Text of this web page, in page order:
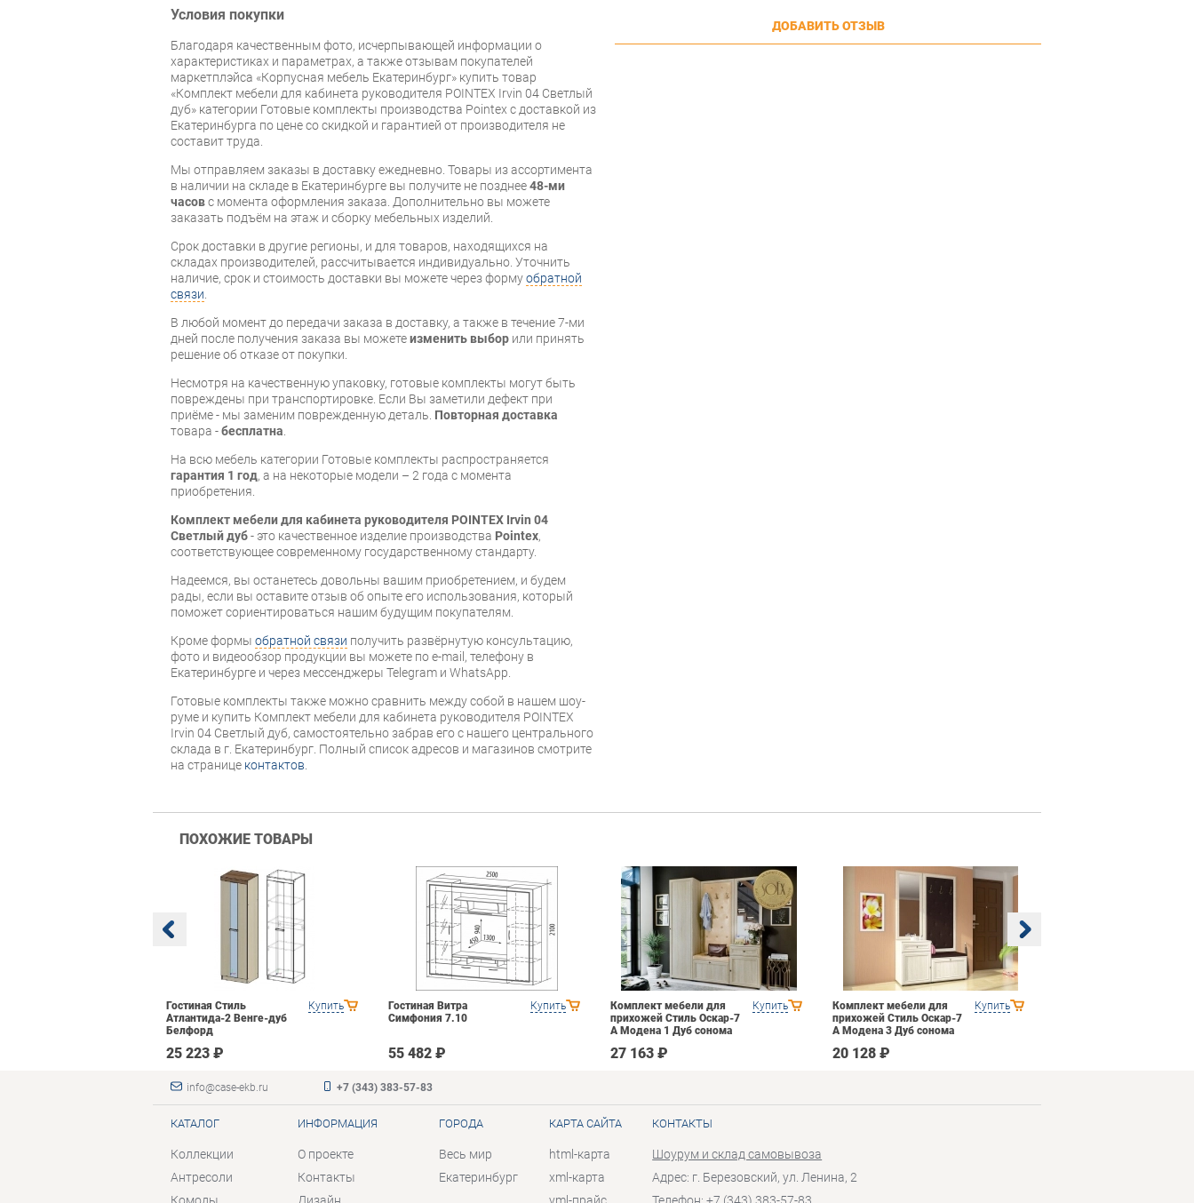
Условия покупки
Благодаря качественным фото, исчерпывающей информации о
характеристиках и параметрах, а также отзывам покупателей
маркетплэйса «Корпусная мебель Екатеринбург» купить товар
«Комплект мебели для кабинета руководителя POINTEX Irvin 04 Светлый
дуб» категории Готовые комплекты производства Pointex с доставкой из
Екатеринбурга по цене со скидкой и гарантией от производителя не
составит труда.
Мы отправляем заказы в доставку ежедневно. Товары из ассортимента
в наличии на складе в Екатеринбурге вы получите не позднее48-ми
часовс момента оформления заказа. Дополнительно вы можете
заказать подъём на этаж и сборку мебельных изделий.
Срок доставки в другие регионы, и для товаров, находящихся на
складах производителей, рассчитывается индивидуально. Уточнить
наличие, срок и стоимость доставки вы можете через формуобратной
связи.
В любой момент до передачи заказа в доставку, а также в течение 7-ми
дней после получения заказа вы можетеизменить выбор или принять
решение об отказе от покупки.
Несмотря на качественную упаковку, готовые комплекты могут быть
повреждены при транспортировке. Если Вы заметили дефект при
приёме - мы заменим поврежденную деталь. Повторная доставка
товара -бесплатна.
На всю мебель категории Готовые комплекты распространяется
гарантия 1 год, а на некоторые модели – 2 года с момента
приобретения.
Комплект мебели для кабинета руководителя POINTEX Irvin 04
Светлый дуб- это качественное изделие производства Pointex,
соответствующее современному государственному стандарту.
Надеемся, вы останетесь довольны вашим приобретением, и будем
рады, если вы оставите отзыв об опыте его использования, который
поможет сориентироваться нашим будущим покупателям.
Кроме формы обратной связи получить развёрнутую консультацию,
фото и видеообзор продукции вы можете по e-mail, телефону в
Екатеринбурге и через мессенджеры Telegram и WhatsApp.
Готовые комплекты также можно сравнить между собой в нашем шоу-
руме и купить Комплект мебели для кабинета руководителя POINTEX
Irvin 04 Светлый дуб, самостоятельно забрав его с нашего центрального
склада в г. Екатеринбург. Полный список адресов и магазинов смотрите
на странице контактов.
ДОБАВИТЬ ОТЗЫВ
ПОХОЖИЕ ТОВАРЫ
Купить
Гостиная Стиль
Атлантида-2 Венге-дуб
Белфорд
25 223 ₽
Купить
Гостиная Витра
Симфония 7.10
55 482 ₽
Купить
Комплект мебели для
прихожей Стиль Оскар-7
А Модена 1 Дуб сонома
27 163 ₽
Купить
Комплект мебели для
прихожей Стиль Оскар-7
А Модена 3 Дуб сонома
20 128 ₽
info@case-ekb.ru +7 (343) 383-57-83
КАТАЛОГ
Коллекции
Антресоли
ИНФОРМАЦИЯ
О проекте
Контакты
ГОРОДА
Весь мир
Екатеринбург
КАРТА САЙТА
html-карта
xml-карта
КОНТАКТЫ
Шоурум и склад самовывоза
Адрес: г. Березовский, ул. Ленина, 2